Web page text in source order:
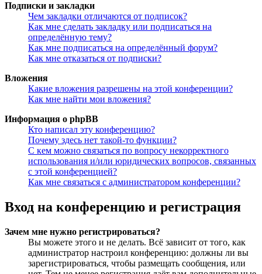
Подписки и закладки
Чем закладки отличаются от подписок?
Как мне сделать закладку или подписаться на
определённую тему?
Как мне подписаться на определённый форум?
Как мне отказаться от подписки?
Вложения
Какие вложения разрешены на этой конференции?
Как мне найти мои вложения?
Информация о phpBB
Кто написал эту конференцию?
Почему здесь нет такой-то функции?
С кем можно связаться по вопросу некорректного
использования и/или юридических вопросов, связанных
с этой конференцией?
Как мне связаться с администратором конференции?
Вход на конференцию и регистрация
Зачем мне нужно регистрироваться?
Вы можете этого и не делать. Всё зависит от того, как
администратор настроил конференцию: должны ли вы
зарегистрироваться, чтобы размещать сообщения, или